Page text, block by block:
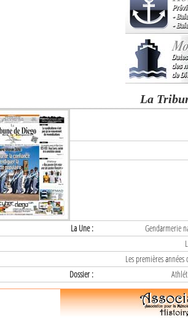
La
La Une :
Gendarmerie
Les premières
Dossier :